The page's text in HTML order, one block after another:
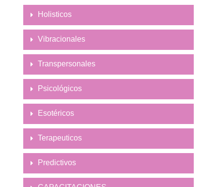
Holisticos
Vibracionales
Transpersonales
Psicológicos
Esotéricos
Terapeuticos
Predictivos